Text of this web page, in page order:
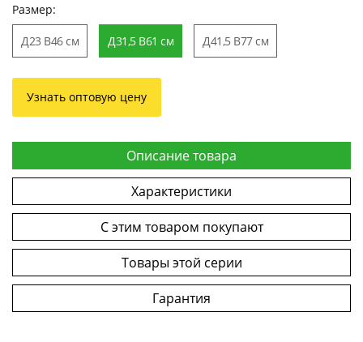
Размер:
Д23 В46 см Д31,5 В61 см Д41,5 В77 см
Узнать оптовую цену
Описание товара
Характеристики
С этим товаром покупают
Товары этой серии
Гарантия